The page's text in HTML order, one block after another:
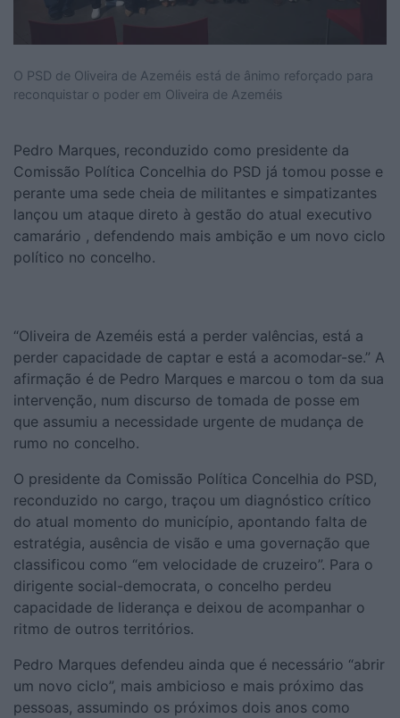
O PSD de Oliveira de Azeméis está de ânimo reforçado para
reconquistar o poder em Oliveira de Azeméis
Pedro Marques, reconduzido como presidente da
Comissão Política Concelhia do PSD já tomou posse e
perante uma sede cheia de militantes e simpatizantes
lançou um ataque direto à gestão do atual executivo
camarário , defendendo mais ambição e um novo ciclo
político no concelho.
“Oliveira de Azeméis está a perder valências, está a
perder capacidade de captar e está a acomodar-se.” A
afirmação é de Pedro Marques e marcou o tom da sua
intervenção, num discurso de tomada de posse em
que assumiu a necessidade urgente de mudança de
rumo no concelho.
O presidente da Comissão Política Concelhia do PSD,
reconduzido no cargo, traçou um diagnóstico crítico
do atual momento do município, apontando falta de
estratégia, ausência de visão e uma governação que
classificou como “em velocidade de cruzeiro”. Para o
dirigente social-democrata, o concelho perdeu
capacidade de liderança e deixou de acompanhar o
ritmo de outros territórios.
Pedro Marques defendeu ainda que é necessário “abrir
um novo ciclo”, mais ambicioso e mais próximo das
pessoas, assumindo os próximos dois anos como